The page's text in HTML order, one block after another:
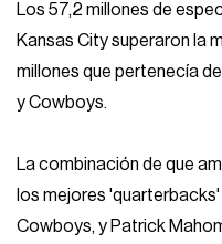
Los 57,2 millones de
Kansas City superaron la
millones que pertenecía
y Cowboys.
La combinación de que
los mejores
Cowboys, y Patrick